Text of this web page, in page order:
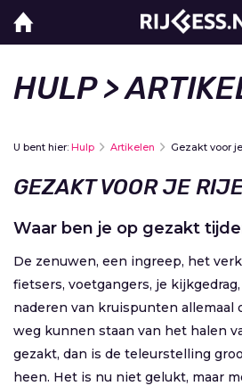
HULP>
U bent hier: Hulp Artikelen Gezakt voor
GEZAKT VOOR JE
Waar ben je op gezakt
De zenuwen, een ingreep, het
fietsers, voetgangers, je
naderen van kruispunten allemaal
weg kunnen staan van het halen
gezakt, dan is de teleurstelling
heen. Het is nu niet gelukt, maar